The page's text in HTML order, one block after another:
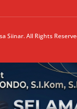
Siinar. All Rights